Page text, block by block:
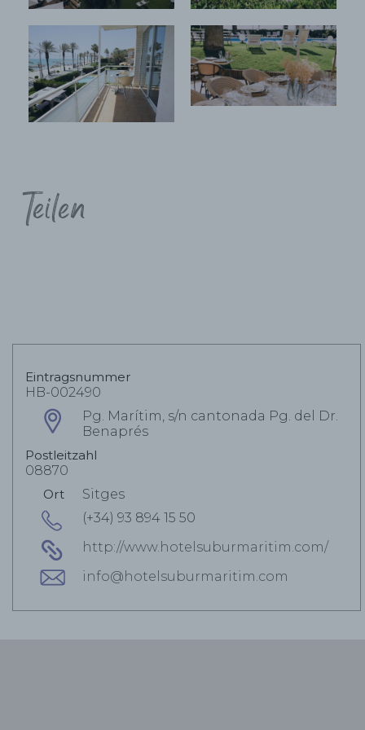
Teilen
Eintragsnummer
HB-002490
Pg. Marítim, s/n cantonada Pg. del Dr.
Benaprés
Postleitzahl
08870
Ort
Sitges
(+34) 93 894 15 50
http://www.hotelsuburmaritim.com/
info@hotelsuburmaritim.com